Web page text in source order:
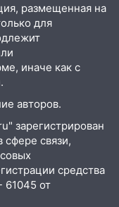
в
ожидается
9
на
в
размещенная на
для
иначе как с
авторов.
зарегистрирован
связи,
средства
от